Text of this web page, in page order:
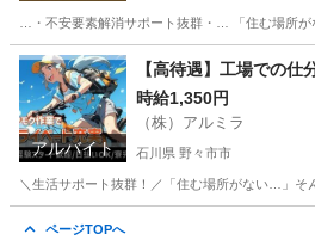
…・不安要素解消サポート抜群・… 「住む場所
栃木 鹿沼市 倉庫 時給
アルバイト
【高待遇】工場での仕
時給1,350円
（株）アルミラ
石川県 野々市市
＼生活サポート抜群！／「住む場所がない…」
ページTOPへ